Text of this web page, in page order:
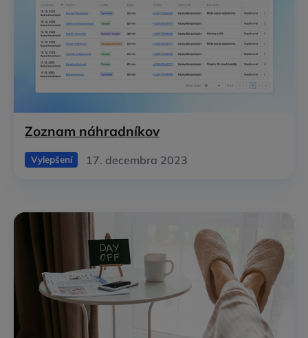
Zoznam náhradníkov
Vylepšení 17. decembra 2023